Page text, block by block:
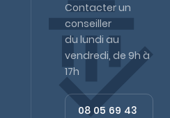
Contacter un
conseiller
du lundi au
vendredi, de 9h à
17h
08 05 69 43